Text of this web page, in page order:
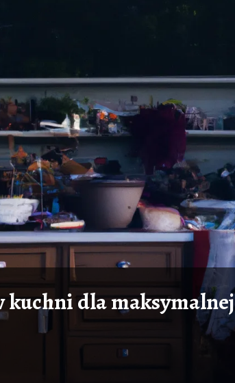
kuchni dla maksymalnej